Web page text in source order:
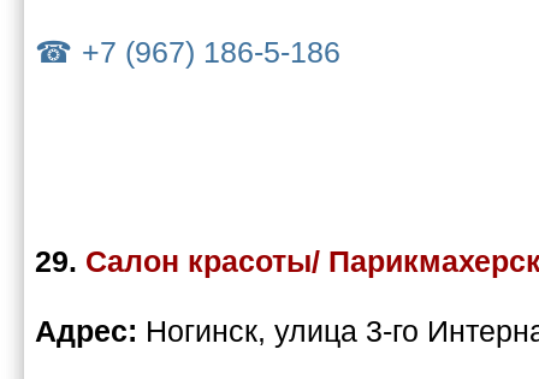
+7 (967) 186-5-186
29. Салон красоты/
Адрес: Ногинск, улица 3-го